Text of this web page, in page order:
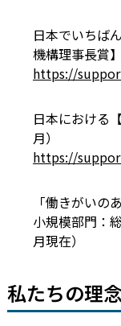
日本でいちば
機構理事長賞
https://
日本における
月）
https://
「働きがいの
小規模部門：
月現在）
私たちの理